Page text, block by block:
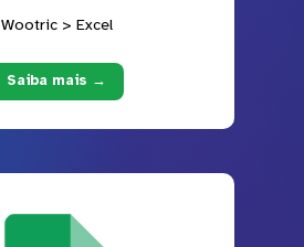
Wootric > Excel
Saiba mais →